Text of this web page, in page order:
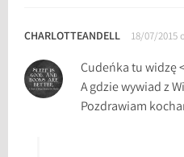
CHARLOTTEANDELL 18/07/2015
Cudeńka tu widzę
A gdzie wywiad z
Pozdrawiam